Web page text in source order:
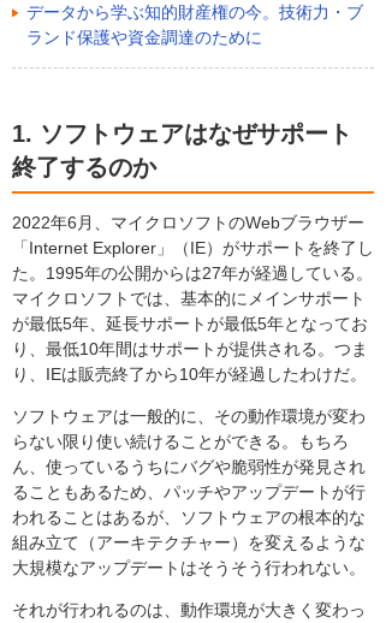
データから学ぶ知的財産権の今。技術力・ブ
ランド保護や資金調達のために
1. ソフトウェアはなぜサポート
終了するのか
2022年6月、マイクロソフトのWebブラウザー
「Internet Explorer」（IE）がサポートを終了し
た。1995年の公開からは27年が経過している。
マイクロソフトでは、基本的にメインサポート
が最低5年、延長サポートが最低5年となってお
り、最低10年間はサポートが提供される。つま
り、IEは販売終了から10年が経過したわけだ。
ソフトウェアは一般的に、その動作環境が変わ
らない限り使い続けることができる。もちろ
ん、使っているうちにバグや脆弱性が発見され
ることもあるため、パッチやアップデートが行
われることはあるが、ソフトウェアの根本的な
組み立て（アーキテクチャー）を変えるような
大規模なアップデートはそうそう行われない。
それが行われるのは、動作環境が大きく変わっ